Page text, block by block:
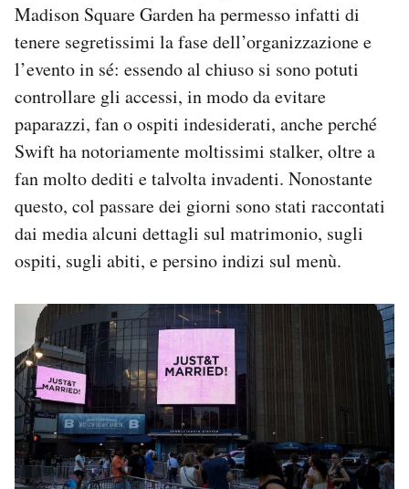
Madison Square Garden ha permesso infatti di
tenere segretissimi la fase dell’organizzazione e
l’evento in sé: essendo al chiuso si sono potuti
controllare gli accessi, in modo da evitare
paparazzi, fan o ospiti indesiderati, anche perché
Swift ha notoriamente moltissimi stalker, oltre a
fan molto dediti e talvolta invadenti. Nonostante
questo, col passare dei giorni sono stati raccontati
dai media alcuni dettagli sul matrimonio, sugli
ospiti, sugli abiti, e persino indizi sul menù.